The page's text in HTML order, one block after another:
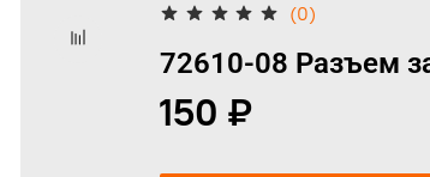
(0)
72610-08 Разъем
150 ₽